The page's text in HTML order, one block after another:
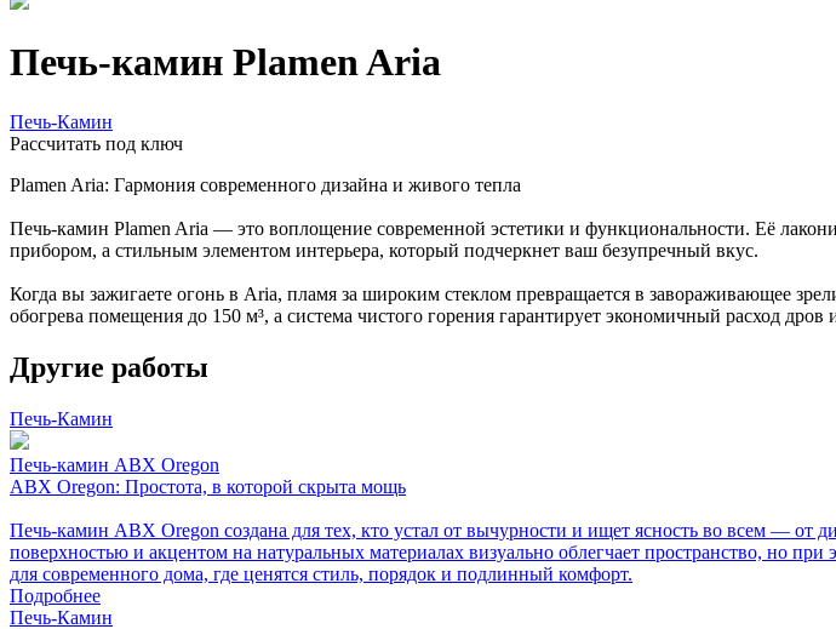
Печь-камин Plamen Aria
Печь-Камин
Расcчитать под ключ
Plamen Aria: Гармония современного дизайна и живого тепла
Печь-камин Plamen Aria — это воплощение современной эстетики и функциональности. Её
прибором, а стильным элементом интерьера, который подчеркнет ваш безупречный вкус.
Когда вы зажигаете огонь в Aria, пламя за широким стеклом превращается в завораживающее
обогрева помещения до 150 м³, а система чистого горения гарантирует экономичный расход
Другие работы
Печь-Камин
Печь-камин ABX Oregon
ABX Oregon: Простота, в которой скрыта мощь
Печь-камин ABX Oregon создана для тех, кто устал от вычурности и ищет ясность во всем — от
поверхностью и акцентом на натуральных материалах визуально облегчает пространство, но
для современного дома, где ценятся стиль, порядок и подлинный комфорт.
Подробнее
Печь-Камин